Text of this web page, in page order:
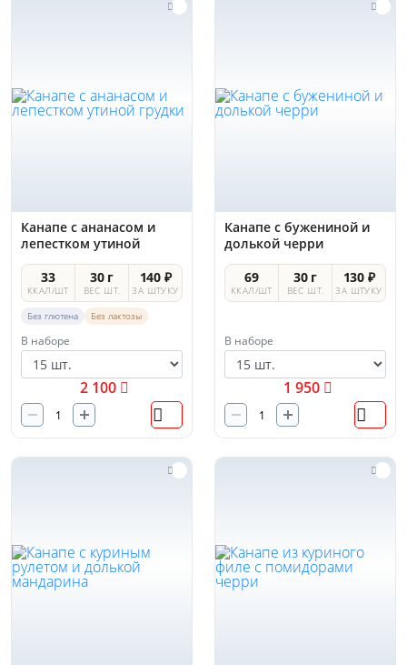
Канапе с ананасом и
лепестком утиной
грудки
33
ККАЛ/ШТ
30 г
ВЕС ШТ.
140 ₽
ЗА ШТУКУ
Без глютена Без лактозы
В наборе
2 100
Канапе с бужениной и
долькой черри
69
ККАЛ/ШТ
30 г
ВЕС ШТ.
130 ₽
ЗА ШТУКУ
В наборе
1 950